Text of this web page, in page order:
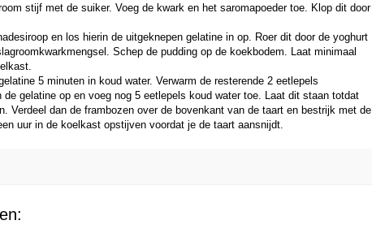
stijf met de suiker. Voeg de kwark en het saromapoeder toe. Klop dit door
en los hierin de uitgeknepen gelatine in op. Roer dit door de yoghurt
Schep de pudding op de koekbodem. Laat minimaal
5 minuten in koud water. Verwarm de resterende 2 eetlepels
de gelatine op en voeg nog 5 eetlepels koud water toe. Laat dit staan totdat
Verdeel dan de frambozen over de bovenkant van de taart en bestrijk met de
uur in de koelkast opstijven voordat je de taart aansnijdt.